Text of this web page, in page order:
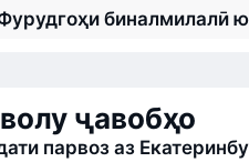
биналмилалӣ
ҷавобҳо
парвоз аз